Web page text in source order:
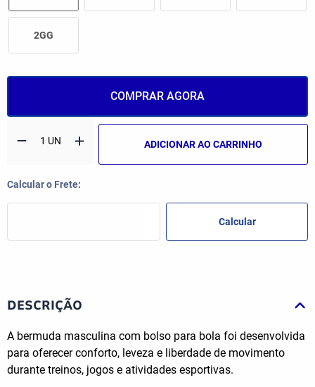
2GG
COMPRAR AGORA
ADICIONAR AO CARRINHO
DESCRIÇÃO
A bermuda masculina com bolso para bola foi desenvolvida
para oferecer conforto, leveza e liberdade de movimento
durante treinos, jogos e atividades esportivas.